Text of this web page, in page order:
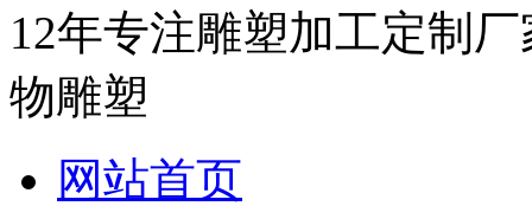
12年专注雕塑加工定制
物雕塑
网站首页